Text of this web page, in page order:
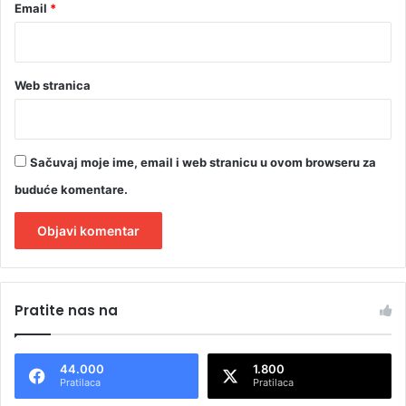
Email *
Web stranica
Sačuvaj moje ime, email i web stranicu u ovom browseru za
buduće komentare.
t
n
Pratite nas na
44.000
Pratilaca
1.800
Pratilaca